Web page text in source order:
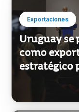
Exportaciones
Uruguay se
como
estratégico